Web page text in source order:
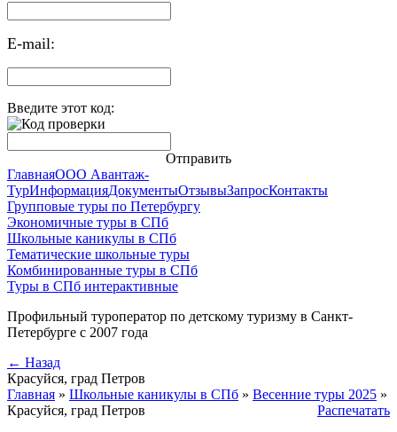
E-mail:
Введите этот код:
Отправить
ГлавнаяООО Авантаж-
ТурИнформацияДокументыОтзывыЗапросКонтакты
Групповые туры по Петербургу
Экономичные туры в СПб
Школьные каникулы в СПб
Тематические школьные туры
Комбинированные туры в СПб
Туры в СПб интерактивные
Профильный туроператор по детскому туризму в Санкт-
Петербурге с 2007 года
← Назад
Красуйся, град Петров
Главная » Школьные каникулы в СПб » Весенние туры 2025 »
Красуйся, град Петров
Распечатать